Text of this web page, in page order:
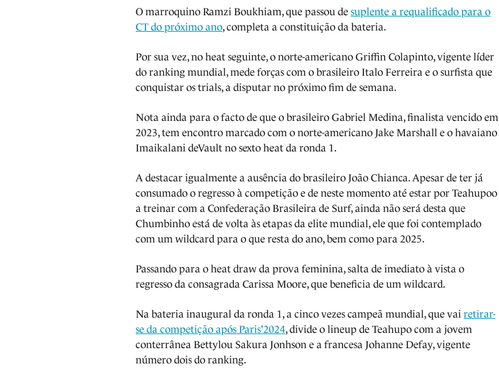
O marroquino Ramzi Boukhiam, que passou desuplente a requalificado para o
CT do próximo ano, completa a constituição da bateria.
Por sua vez, no heat seguinte, o norte-americano Griffin Colapinto, vigente líder
do ranking mundial, mede forças com o brasileiro Italo Ferreira e o surfista que
conquistar os trials, a disputar no próximo fim de semana.
Nota ainda para o facto de que o brasileiro Gabriel Medina, finalista vencido em
2023, tem encontro marcado com o norte-americano Jake Marshall e o havaiano
Imaikalani deVault no sexto heat da ronda 1.
A destacar igualmente a ausência do brasileiro João Chianca. Apesar de ter já
consumado o regresso à competição e de neste momento até estar por Teahupoo
a treinar com a Confederação Brasileira de Surf, ainda não será desta que
Chumbinho está de volta às etapas da elite mundial, ele que foi contemplado
com um wildcard para o que resta do ano, bem como para 2025.
Passando para o heat draw da prova feminina, salta de imediato à vista o
regresso da consagrada Carissa Moore, que beneficia de um wildcard.
Na bateria inaugural da ronda 1, a cinco vezes campeã mundial, que vairetirar-
se da competição após Paris'2024, divide o lineup de Teahupo com a jovem
conterrânea Bettylou Sakura Jonhson e a francesa Johanne Defay, vigente
número dois do ranking.